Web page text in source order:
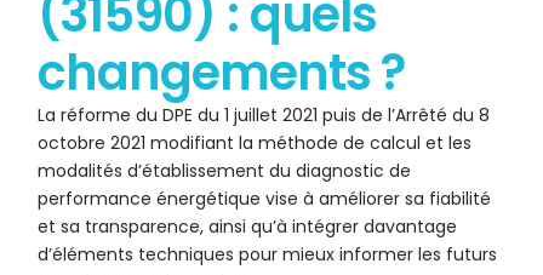
(31590) : quels
changements ?
La réforme du DPE du 1 juillet 2021 puis de l’Arrêté du 8
octobre 2021 modifiant la méthode de calcul et les
modalités d’établissement du diagnostic de
performance énergétique vise à améliorer sa fiabilité
et sa transparence, ainsi qu’à intégrer davantage
d’éléments techniques pour mieux informer les futurs